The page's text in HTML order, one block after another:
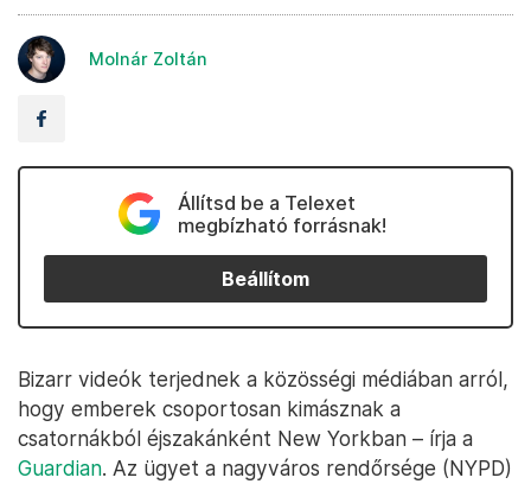
Molnár Zoltán
Állítsd be a Telexet
megbízható forrásnak!
Beállítom
Bizarr videók terjednek a közösségi médiában arról,
hogy emberek csoportosan kimásznak a
csatornákból éjszakánként New Yorkban – írja a
Guardian. Az ügyet a nagyváros rendőrsége (NYPD)